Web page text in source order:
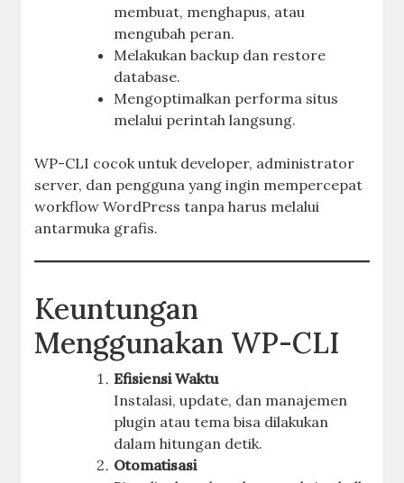
membuat, menghapus, atau
mengubah peran.
Melakukan backup dan restore
database.
Mengoptimalkan performa situs
melalui perintah langsung.
WP-CLI cocok untuk developer, administrator
server, dan pengguna yang ingin mempercepat
workflow WordPress tanpa harus melalui
antarmuka grafis.
Keuntungan
Menggunakan WP-CLI
Efisiensi Waktu
Instalasi, update, dan manajemen
plugin atau tema bisa dilakukan
dalam hitungan detik.
Otomatisasi